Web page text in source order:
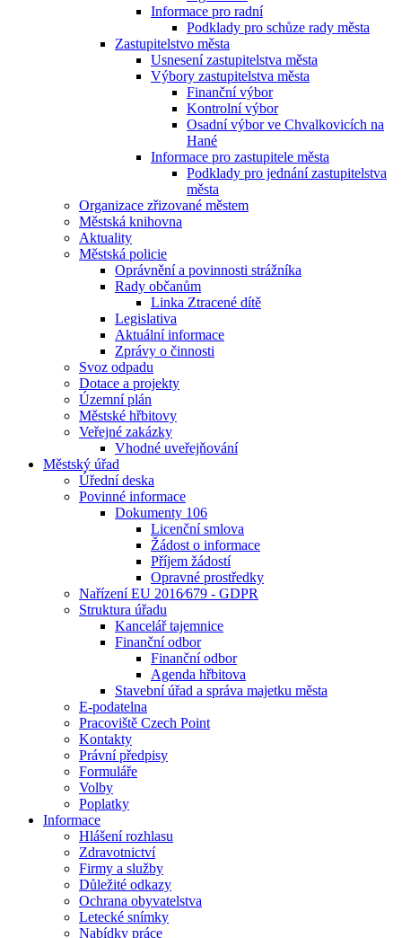
Informace pro radní
Podklady pro schůze rady města
Zastupitelstvo města
Usnesení zastupitelstva města
Výbory zastupitelstva města
Finanční výbor
Kontrolní výbor
Osadní výbor ve Chvalkovicích na
Hané
Informace pro zastupitele města
Podklady pro jednání zastupitelstva
města
Organizace zřizované městem
Městská knihovna
Aktuality
Městská policie
Oprávnění a povinnosti strážníka
Rady občanům
Linka Ztracené dítě
Legislativa
Aktuální informace
Zprávy o činnosti
Svoz odpadu
Dotace a projekty
Územní plán
Městské hřbitovy
Veřejné zakázky
Vhodné uveřejňování
Městský úřad
Úřední deska
Povinné informace
Dokumenty 106
Licenční smlova
Žádost o informace
Příjem žádostí
Opravné prostředky
Nařízení EU 2016⁄679 - GDPR
Struktura úřadu
Kancelář tajemnice
Finanční odbor
Finanční odbor
Agenda hřbitova
Stavební úřad a správa majetku města
E-podatelna
Pracoviště Czech Point
Kontakty
Právní předpisy
Formuláře
Volby
Poplatky
Informace
Hlášení rozhlasu
Zdravotnictví
Firmy a služby
Důležité odkazy
Ochrana obyvatelstva
Letecké snímky
Nabídky práce